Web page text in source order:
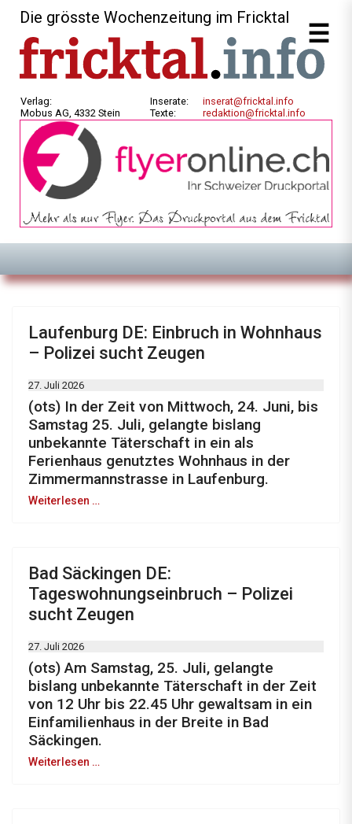
Die grösste Wochenzeitung im Fricktal
Verlag:
Mobus AG, 4332 Stein
Inserate:
Texte:
inserat@fricktal.info
redaktion@fricktal.info
Laufenburg DE: Einbruch in Wohnhaus
– Polizei sucht Zeugen
27. Juli 2026
(ots) In der Zeit von Mittwoch, 24. Juni, bis
Samstag 25. Juli, gelangte bislang
unbekannte Täterschaft in ein als
Ferienhaus genutztes Wohnhaus in der
Zimmermannstrasse in Laufenburg.
Weiterlesen …
Bad Säckingen DE:
Tageswohnungseinbruch – Polizei
sucht Zeugen
27. Juli 2026
(ots) Am Samstag, 25. Juli, gelangte
bislang unbekannte Täterschaft in der Zeit
von 12 Uhr bis 22.45 Uhr gewaltsam in ein
Einfamilienhaus in der Breite in Bad
Säckingen.
Weiterlesen …